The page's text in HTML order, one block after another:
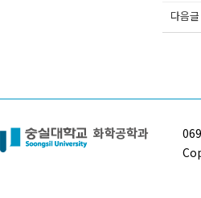
다음글